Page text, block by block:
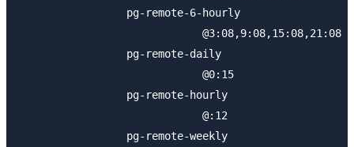
                 pg-remote-6-hourly
                             @3:08,9:08,15:08,21:08
                 pg-remote-daily
                             @0:15
                 pg-remote-hourly
                             @:12
                 pg-remote-weekly